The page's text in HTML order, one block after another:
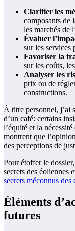
Clarifier les
composants de
les marchés de
Évaluer
sur les services
Favoriser la
sur les coûts,
Analyser les
prix ou de
constructions.
À titre personnel, j’ai
d’un café: certains
l’équité et la
montrent que
des perceptions de
Pour étoffer le
secrets des éoliennes
secrets méconnus des
Éléments
futures